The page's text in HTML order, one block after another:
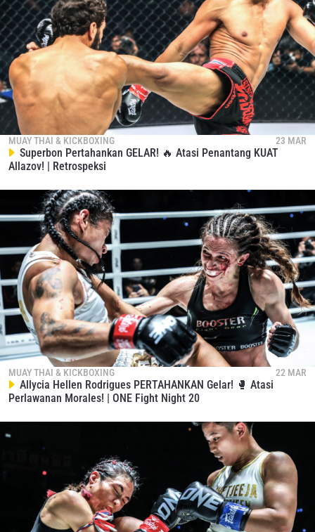
MUAY THAI & KICKBOXING 23 MAR
Superbon Pertahankan GELAR! 🔥 Atasi Penantang KUAT
Allazov! | Retrospeksi
MUAY THAI & KICKBOXING 22 MAR
Allycia Hellen Rodrigues PERTAHANKAN Gelar! 🥊 Atasi
Perlawanan Morales! | ONE Fight Night 20
pengumpulan, penggunaan dan pembukaan informasi
anda berdasarkan Kebijakan Privasikami. Anda dapat
membatalkan (unsubscribe) dari jenis komunikasi ini
kapan saja.